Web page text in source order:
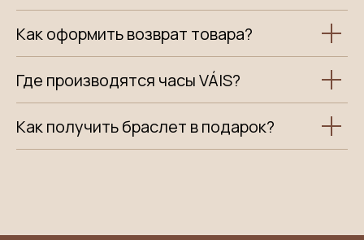
Как оформить возврат товара?
Где производятся часы VÁIS?
Как получить браслет в подарок?